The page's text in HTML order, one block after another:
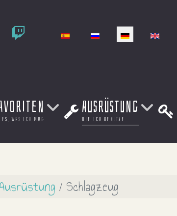
Sprache auswählen
was ich mag
Ausrüstung
die ich benutze
Schlagzeug